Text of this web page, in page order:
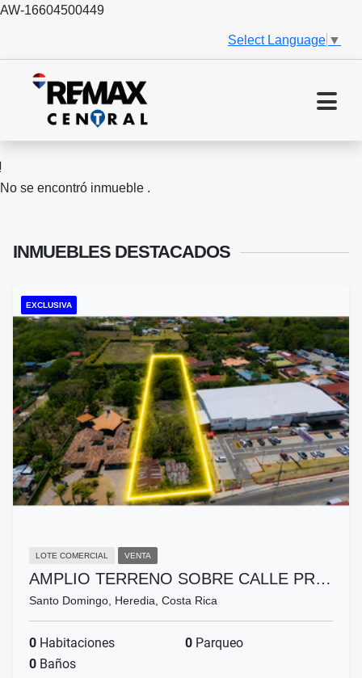
AW-16604500449
Select Language ▼
No se encontró inmueble .
INMUEBLES DESTACADOS
EXCLUSIVA
LOTE COMERCIAL VENTA
AMPLIO TERRENO SOBRE CALLE PR…
Santo Domingo, Heredia, Costa Rica
0 Habitaciones 0 Parqueo
0 Baños